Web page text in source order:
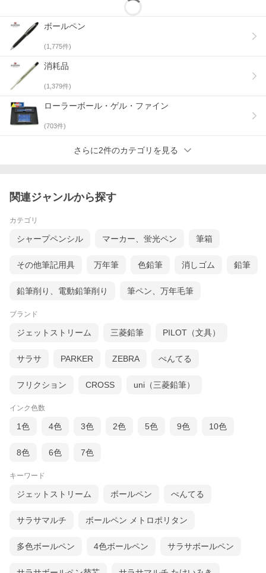
ボールペン
(1,775件)
消耗品
(1,379件)
ローラーボール・ゲル・ファイン
(703件)
さらに2件のカテゴリを見る
関連ジャンルから探す
カテゴリ
シャープペンシル マーカー、蛍光ペン 筆箱
その他筆記用具 万年筆 色鉛筆 消しゴム 鉛筆
鉛筆削り、電動鉛筆削り 筆ペン、万年毛筆
ブランド
ジェットストリーム 三菱鉛筆 PILOT（文具）
サラサ PARKER ZEBRA ぺんてる
フリクション CROSS uni（三菱鉛筆）
インク色数
1色 4色 3色 2色 5色 9色 10色
8色 6色 7色
キーワード
ジェットストリーム ボールペン ぺんてる
サラサマルチ ボールペン メトロポリタン
多色ボールペン 4色ボールペン サラサボールペン